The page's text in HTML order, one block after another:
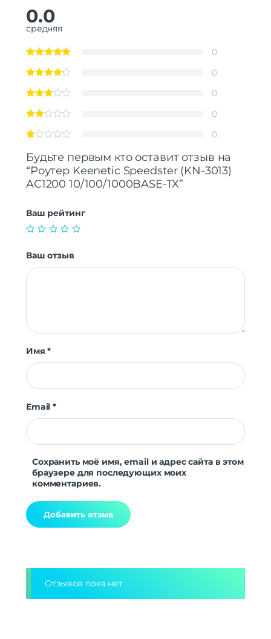
0.0
средняя
0
0
0
0
0
Будьте первым кто оставит отзыв на
“Роутер Keenetic Speedster (KN-3013)
AC1200 10/100/1000BASE-TX”
Ваш рейтинг
Ваш отзыв
Имя*
Email*
Сохранить моё имя, email и адрес сайта в этом
браузере для последующих моих
комментариев.
Отзывов пока нет